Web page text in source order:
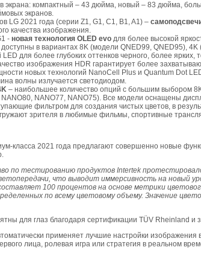
экрана: компактный – 43 дюйма, новый – 83 дюйма,
экранов.
LG 2021 года (серии Z1, G1, C1, B1, A1) –
качества изображения.
- новая технология OLED evo для более высокой
доступны в вариантах 8K (модели QNED99, QNED95),
для более глубоких оттенков черного, более
изображения HDR гарантирует более
новых технологий NanoCell Plus и Quantum Dot
волны излучается светодиодом.
– наибольшее количество опций с большим выбором
NANO80, NANO77, NANO75). Все модели оснащены
фильтром для создания чистых цветов, в
зрителя в любимые фильмы, спортивные
класса 2021 года предлагают совершенно новые
по тестированию продуктов Intertek
что выводит иммерсивность на новый
100 процентов на основе метрики
по всему цветовому объему. Значение
для глаз благодаря сертификации TÜV Rheinland
применяет лучшие настройки изображения
лица, ролевая игра или стратегия в реальном